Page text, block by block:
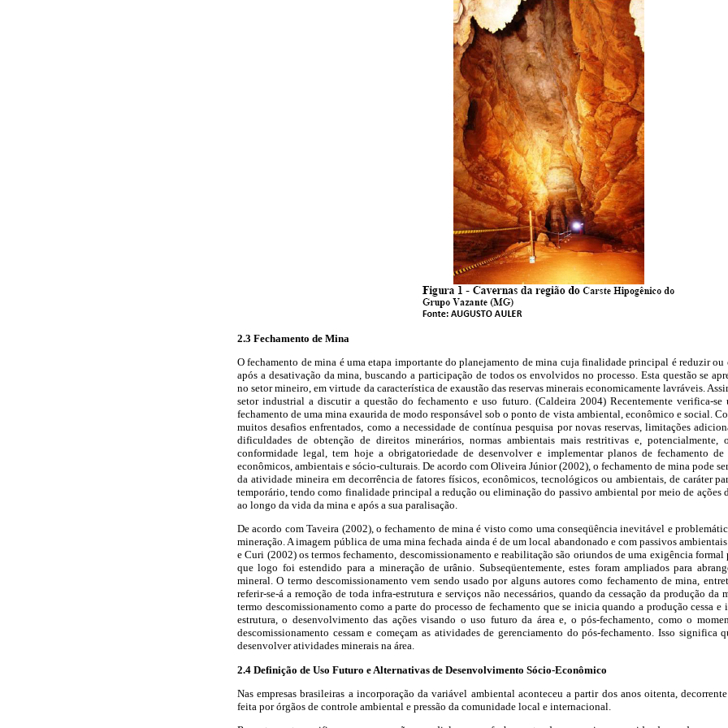
2.3 Fechamento de Mina
O fechamento de mina é uma etapa importante do planejamento de mina cuja finalidade principal é reduzir
após a desativação da mina, buscando a participação de todos os envolvidos no processo. Esta questão se
no setor mineiro, em virtude da característica de exaustão das reservas minerais economicamente lavráveis.
setor industrial a discutir a questão do fechamento e uso futuro. (Caldeira 2004) Recentemente verifica-se
fechamento de uma mina exaurida de modo responsável sob o ponto de vista ambiental, econômico e social.
muitos desafios enfrentados, como a necessidade de contínua pesquisa por novas reservas, limitações
dificuldades de obtenção de direitos minerários, normas ambientais mais restritivas e, potencialmente,
conformidade legal, tem hoje a obrigatoriedade de desenvolver e implementar planos de fechamento de
econômicos, ambientais e sócio-culturais. De acordo com Oliveira Júnior (2002), o fechamento de mina pode
da atividade mineira em decorrência de fatores físicos, econômicos, tecnológicos ou ambientais, de caráter
temporário, tendo como finalidade principal a redução ou eliminação do passivo ambiental por meio de ações
ao longo da vida da mina e após a sua paralisação.
De acordo com Taveira (2002), o fechamento de mina é visto como uma conseqüência inevitável e
mineração. A imagem pública de uma mina fechada ainda é de um local abandonado e com passivos
e Curi (2002) os termos fechamento, descomissionamento e reabilitação são oriundos de uma exigência formal
que logo foi estendido para a mineração de urânio. Subseqüentemente, estes foram ampliados para
mineral. O termo descomissionamento vem sendo usado por alguns autores como fechamento de mina,
referir-se-á a remoção de toda infra-estrutura e serviços não necessários, quando da cessação da produção da
termo descomissionamento como a parte do processo de fechamento que se inicia quando a produção cessa e
estrutura, o desenvolvimento das ações visando o uso futuro da área e, o pós-fechamento, como o
descomissionamento cessam e começam as atividades de gerenciamento do pós-fechamento. Isso significa
desenvolver atividades minerais na área.
2.4 Definição de Uso Futuro e Alternativas de Desenvolvimento Sócio-Econômico
Nas empresas brasileiras a incorporação da variável ambiental aconteceu a partir dos anos oitenta,
feita por órgãos de controle ambiental e pressão da comunidade local e internacional.